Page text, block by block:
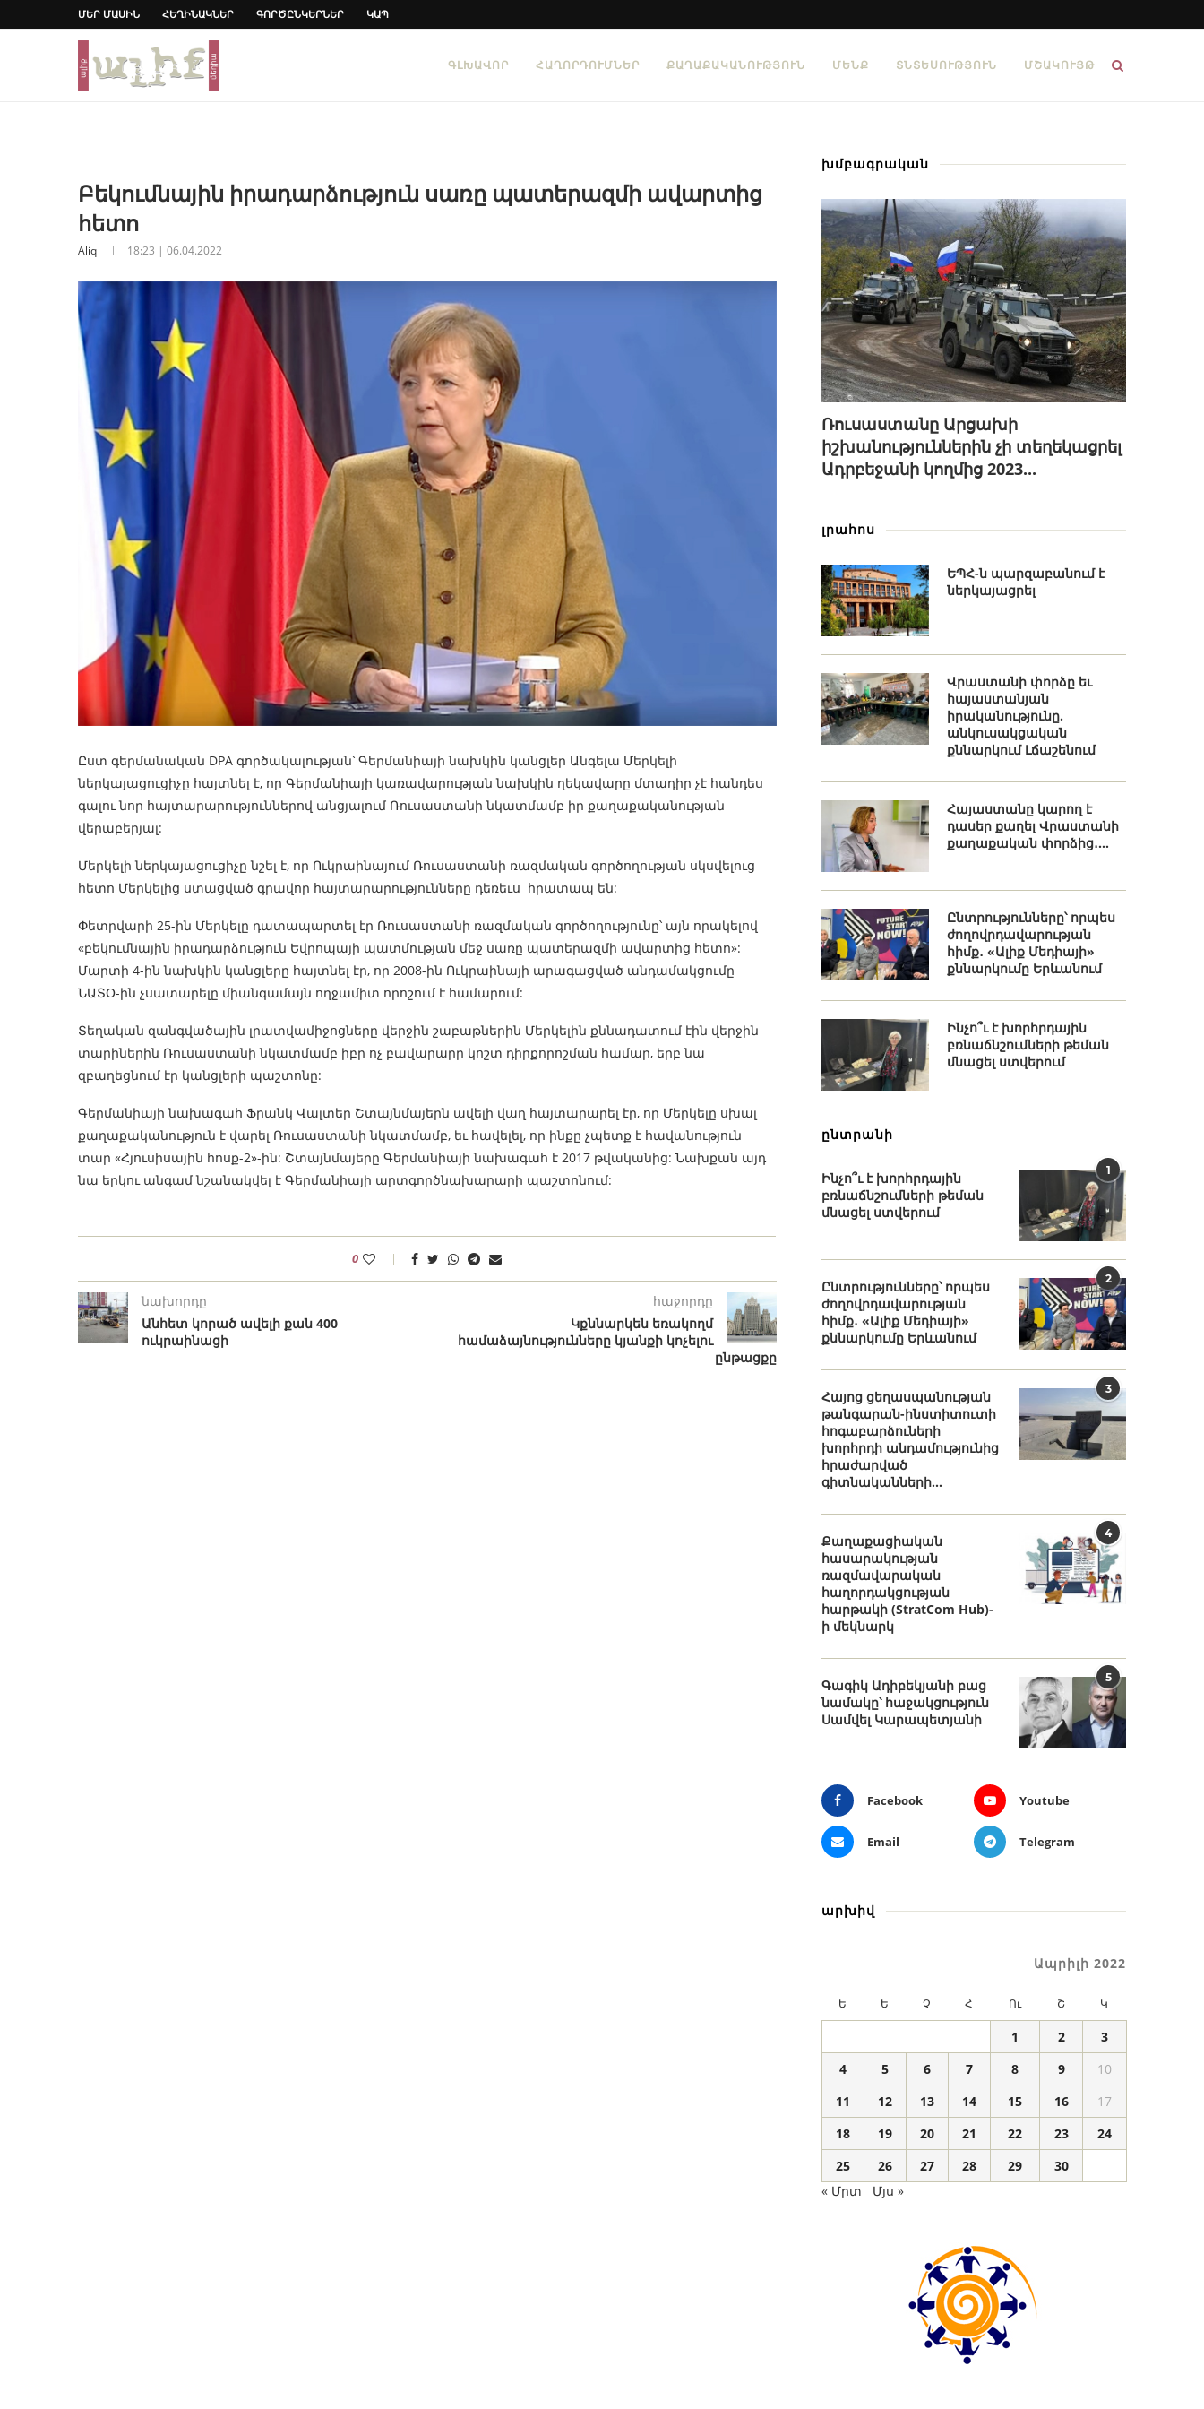
ՄԵՐ ՄԱՍԻՆ ՀԵՂԻՆԱԿՆԵՐ ԳՈՐԾԸՆԿԵՐՆԵՐ ԿԱՊ
ԳԼԽԱՎՈՐ ՀԱՂՈՐԴՈՒՄՆԵՐ ՔԱՂԱՔԱԿԱՆՈՒԹՅՈՒՆ ՄԵՆՔ ՏՆՏԵՍՈՒԹՅՈՒՆ ՄՇԱԿՈՒՅԹ
Բեկումնային իրադարձություն սառը պատերազմի ավարտից
հետո
Aliq 18:23 | 06.04.2022
Ըստ գերմանական DPA գործակալության՝ Գերմանիայի նախկին կանցլեր Անգելա Մերկելի
ներկայացուցիչը հայտնել է, որ Գերմանիայի կառավարության նախկին ղեկավարը մտադիր չէ հանդես
գալու նոր հայտարարություններով անցյալում Ռուսաստանի նկատմամբ իր քաղաքականության
վերաբերյալ:
Մերկելի ներկայացուցիչը նշել է, որ Ուկրաինայում Ռուսաստանի ռազմական գործողության սկսվելուց
հետո Մերկելից ստացված գրավոր հայտարարությունները դեռեւս հրատապ են:
Փետրվարի 25-ին Մերկելը դատապարտել էր Ռուսաստանի ռազմական գործողությունը՝ այն որակելով
«բեկումնային իրադարձություն Եվրոպայի պատմության մեջ սառը պատերազմի ավարտից հետո»:
Մարտի 4-ին նախկին կանցլերը հայտնել էր, որ 2008-ին Ուկրաինայի արագացված անդամակցումը
ՆԱՏՕ-ին չսատարելը միանգամայն ողջամիտ որոշում է համարում:
Տեղական զանգվածային լրատվամիջոցները վերջին շաբաթներին Մերկելին քննադատում էին վերջին
տարիներին Ռուսաստանի նկատմամբ իբր ոչ բավարարր կոշտ դիրքորոշման համար, երբ նա
զբաղեցնում էր կանցլերի պաշտոնը:
Գերմանիայի նախագահ Ֆրանկ Վալտեր Շտայնմայերն ավելի վաղ հայտարարել էր, որ Մերկելը սխալ
քաղաքականություն է վարել Ռուսաստանի նկատմամբ, եւ հավելել, որ ինքը չպետք է հավանություն
տար «Հյուսիսային հոսք-2»-ին: Շտայնմայերը Գերմանիայի նախագահ է 2017 թվականից: Նախքան այդ
նա երկու անգամ նշանակվել է Գերմանիայի արտգործնախարարի պաշտոնում:
0
նախորդը
Անհետ կորած ավելի քան 400
ուկրաինացի
հաջորդը
Կքննարկեն եռակողմ
համաձայնությունները կյանքի կոչելու
ընթացքը
խմբագրական
Ռուսաստանը Արցախի
իշխանություններին չի տեղեկացրել
Ադրբեջանի կողմից 2023...
լրահոս
ԵՊՀ-ն պարզաբանում է
ներկայացրել
Վրաստանի փորձը եւ
հայաստանյան
իրականությունը.
անկուսակցական
քննարկում Լճաշենում
Հայաստանը կարող է
դասեր քաղել Վրաստանի
քաղաքական փորձից․...
Ընտրությունները՝ որպես
ժողովրդավարության
հիմք․ «Ալիք Մեդիայի»
քննարկումը Երևանում
Ինչո՞ւ է խորհրդային
բռնաճնշումների թեման
մնացել ստվերում
ընտրանի
1
Ինչո՞ւ է խորհրդային
բռնաճնշումների թեման
մնացել ստվերում
2
Ընտրությունները՝ որպես
ժողովրդավարության
հիմք․ «Ալիք Մեդիայի»
քննարկումը Երևանում
3
Հայոց ցեղասպանության
թանգարան-ինստիտուտի
հոգաբարձուների
խորհրդի անդամությունից
հրաժարված
գիտնականների...
4
Քաղաքացիական
հասարակության
ռազմավարական
հաղորդակցության
հարթակի (StratCom Hub)-
ի մեկնարկ
5
Գագիկ Ադիբեկյանի բաց
նամակը՝ հաջակցություն
Սամվել Կարապետյանի
Facebook Youtube
Email Telegram
արխիվ
Ապրիլի 2022
Ե Ե Չ Հ Ու Շ Կ
1 2
3
4
5 6 7 8 9
10
11
12 13 14 15 16
17
18
19 20 21 22 23
24
25
26 27 28 29
30
« Մրտ
Մյս »